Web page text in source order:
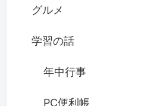
グルメ
学習の話
年中行事
PC便利帳